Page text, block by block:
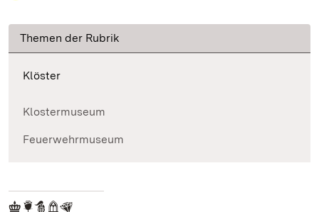
Themen der Rubrik
Klöster
Klostermuseum
Feuerwehrmuseum